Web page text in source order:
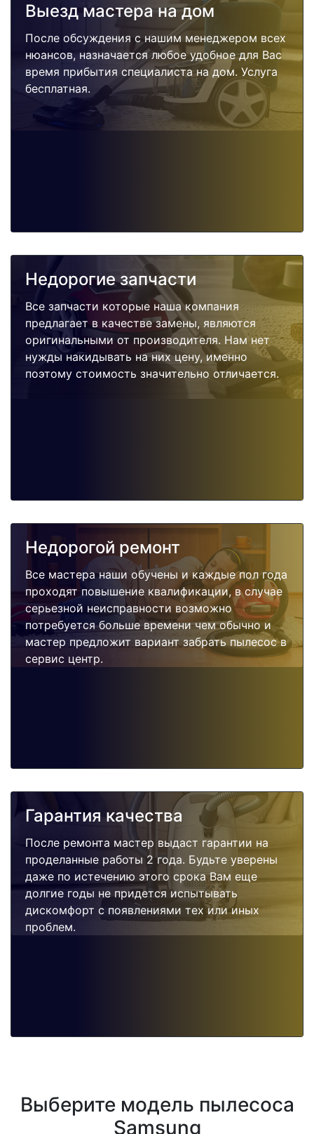
Выезд мастера на дом
После обсуждения с нашим менеджером всех
нюансов, назначается любое удобное для Вас
время прибытия специалиста на дом. Услуга
бесплатная.
Недорогие запчасти
Все запчасти которые наша компания
предлагает в качестве замены, являются
оригинальными от производителя. Нам нет
нужды накидывать на них цену, именно
поэтому стоимость значительно отличается.
Недорогой ремонт
Все мастера наши обучены и каждые пол года
проходят повышение квалификации, в случае
серьезной неисправности возможно
потребуется больше времени чем обычно и
мастер предложит вариант забрать пылесос в
сервис центр.
Гарантия качества
После ремонта мастер выдаст гарантии на
проделанные работы 2 года. Будьте уверены
даже по истечению этого срока Вам еще
долгие годы не придется испытывать
дискомфорт с появлениями тех или иных
проблем.
Выберите модель пылесоса
Samsung